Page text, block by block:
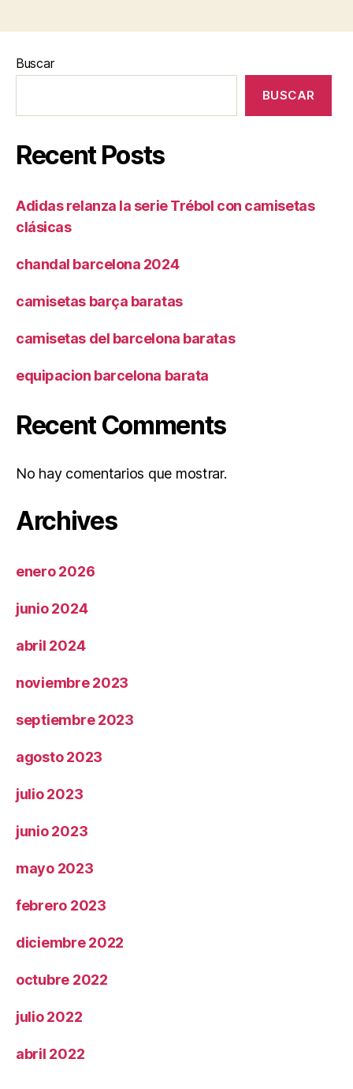
Buscar
BUSCAR
Recent Posts
Adidas relanza la serie Trébol con camisetas
clásicas
chandal barcelona 2024
camisetas barça baratas
camisetas del barcelona baratas
equipacion barcelona barata
Recent Comments
No hay comentarios que mostrar.
Archives
enero 2026
junio 2024
abril 2024
noviembre 2023
septiembre 2023
agosto 2023
julio 2023
junio 2023
mayo 2023
febrero 2023
diciembre 2022
octubre 2022
julio 2022
abril 2022